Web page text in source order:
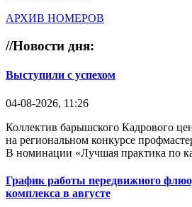
АРХИВ НОМЕРОВ
//Новости дня:
Выступили с успехом
04-08-2026, 11:26
Коллектив барышского Кадрового
на региональном конкурсе
В номинации «Лучшая практика по
График работы передвижного
комплекса в августе